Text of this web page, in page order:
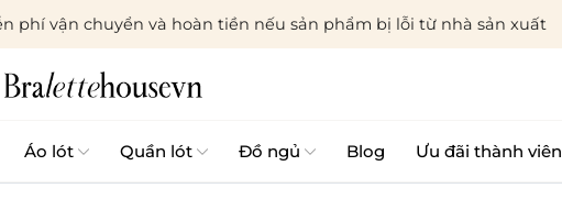
phí vận chuyển và hoàn tiền nếu sản phẩm bị lỗi từ nhà sản xuất
Áo lót Quần lót Đồ ngủ Blog Ưu đãi thành viên